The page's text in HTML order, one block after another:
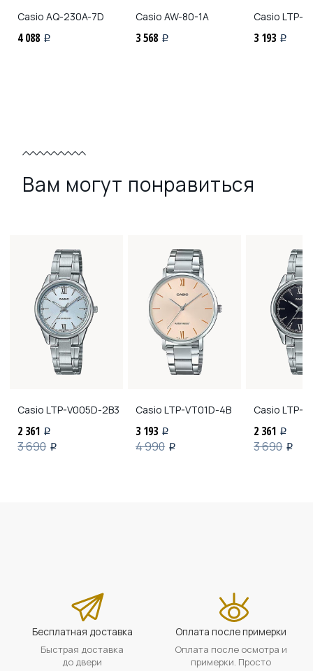
Casio AQ-230A-7D
4 088 i
Casio AW-80-1A
3 568 i
Casio LTP-
3 193 i
Вам могут понравиться
Casio LTP-V005D-2B3
2 361 i
3 690 i
Casio LTP-VT01D-4B
3 193 i
4 990 i
Casio LTP-
2 361 i
3 690 i
Бесплатная доставка
Быстрая доставка
до двери
Оплата после примерки
Оплата после осмотра и
примерки. Просто